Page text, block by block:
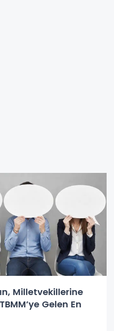
Milletvekillerine
Gelen En